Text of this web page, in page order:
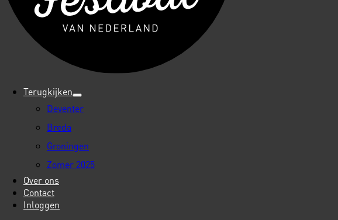
Terugkijken
Deventer
Breda
Groningen
Zomer 2025
Over ons
Contact
Inloggen